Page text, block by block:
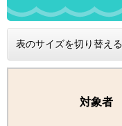
表のサイズを切り替える
対象者